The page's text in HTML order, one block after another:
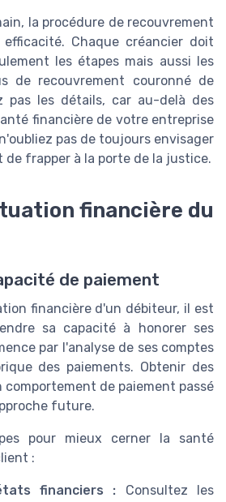
la procédure de recouvrement
Chaque créancier doit
les étapes mais aussi les
de recouvrement couronné de
pas les détails, car au-delà des
financière de votre entreprise
pas de toujours envisager
de frapper à la porte de la justice.
financière du
de paiement
financière d'un débiteur, il est
sa capacité à honorer ses
par l'analyse de ses comptes
des paiements. Obtenir des
de paiement passé
future.
pour mieux cerner la santé
:
financiers : Consultez les